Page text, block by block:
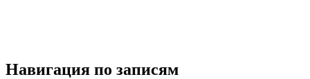
Навигация по записям